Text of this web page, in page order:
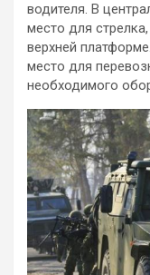
водителя. В
место для
верхней
место для
необходимого